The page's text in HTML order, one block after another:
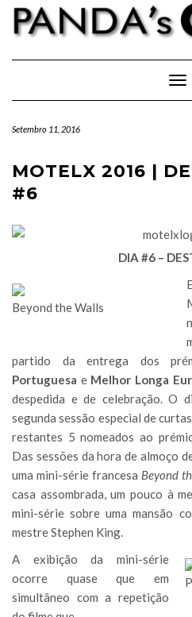
Skip
content
Setembro 11, 2016
MOTELX 2016 |
#6
DIA #6 –
Beyond the Walls
partido da entrega dos
Portuguesa e Melhor Longa
despedida e de celebração. O
segunda sessão especial de
restantes 5 nomeados ao
Das sessões da hora de almoço
uma mini-série francesa Beyond
casa assombrada, um pouco à
mini-série sobre uma mansão
mestre Stephen King.
A exibição da mini-série
ocorre quase que em
simultâneo com a repetição